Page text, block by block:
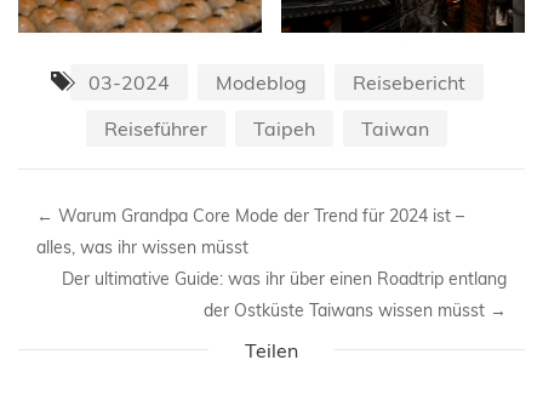
03-2024 Modeblog
Reisebericht
Reiseführer
Taipeh Taiwan
← Warum Grandpa Core Mode der Trend für 2024 ist –
alles, was ihr wissen müsst
Der ultimative Guide: was ihr über einen Roadtrip entlang
der Ostküste Taiwans wissen müsst →
Teilen